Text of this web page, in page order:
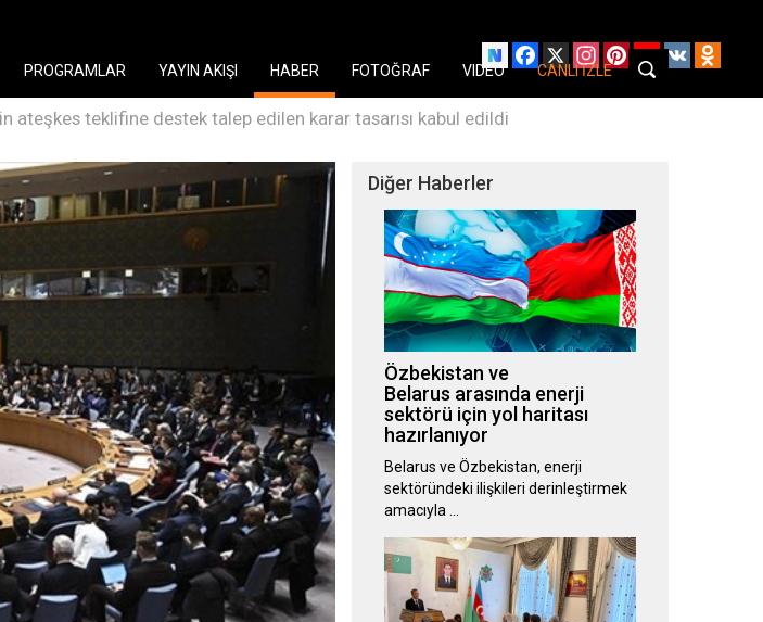
Facebook
X Instagram
PinterestYouTube
VK
PROGRAMLAR
YAYIN AKIŞI HABER FOTOĞRAF VIDEO CANLI İZLE
ateşkes teklifine destek talep edilen karar tasarısı kabul edildi
Diğer Haberler
Özbekistan ve
Belarus arasında enerji
sektörü için yol haritası
hazırlanıyor
Belarus ve Özbekistan, enerji
sektöründeki ilişkileri derinleştirmek
amacıyla …